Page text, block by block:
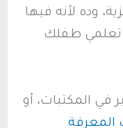
وده لأنه فيها
تعلمي طفلك
في المكتبات، أو
المعرفة